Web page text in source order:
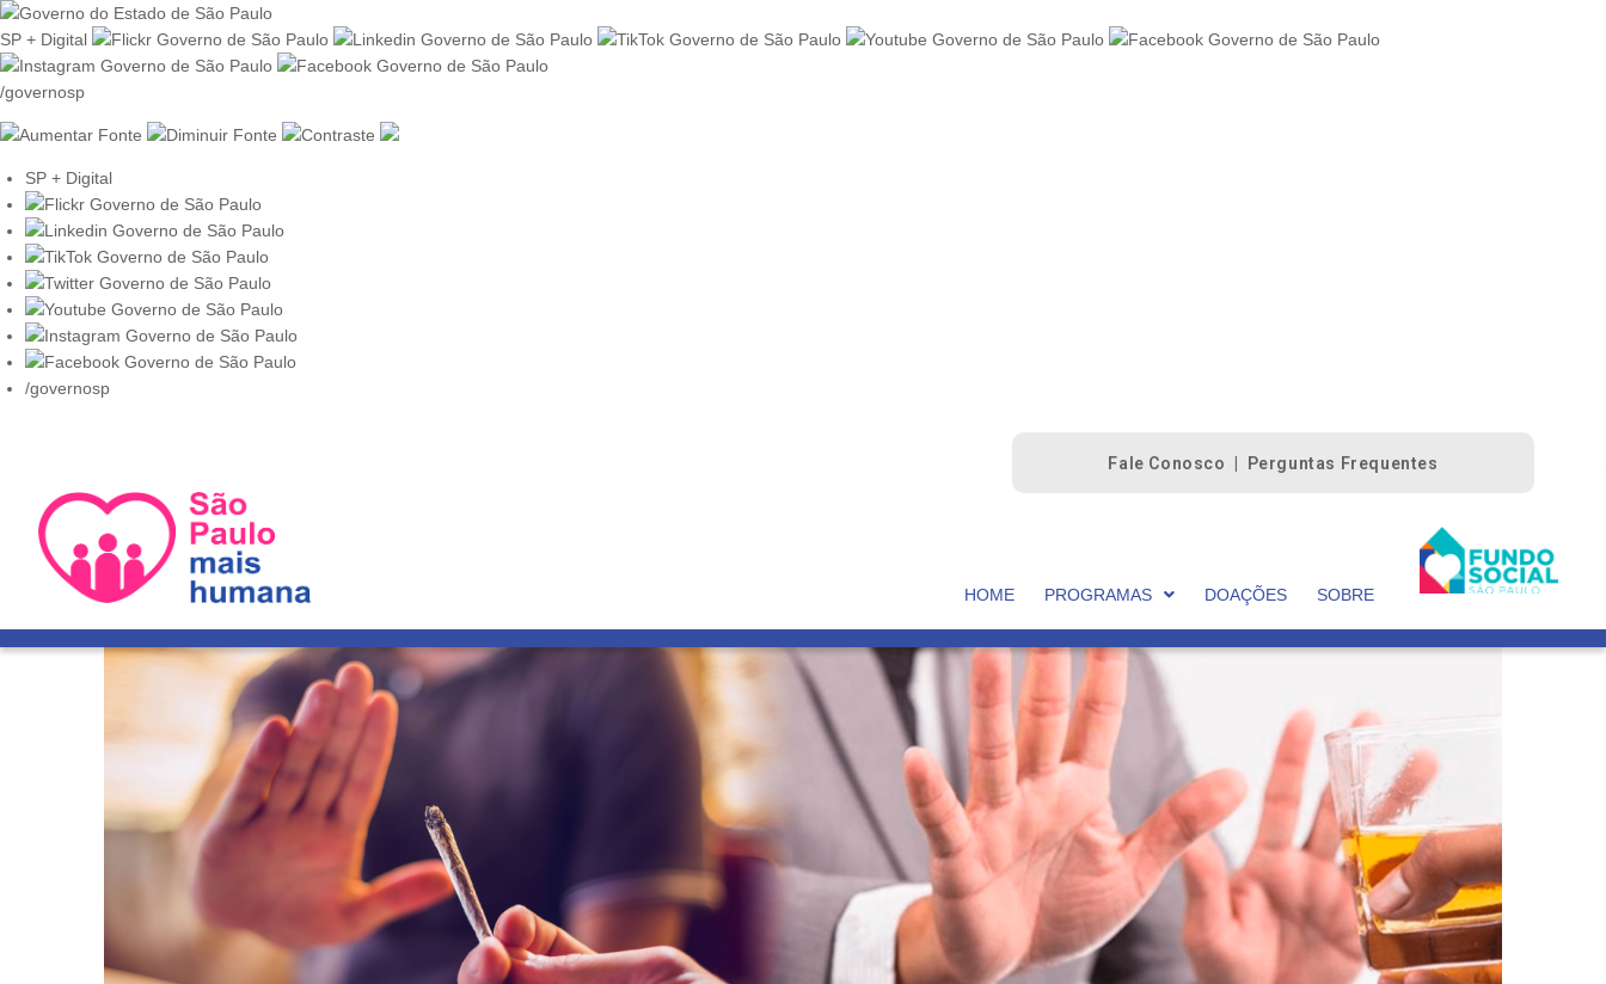
SP + Digital
/governosp
SP + Digital
/governosp
Fale Conosco Perguntas Frequentes
HOME PROGRAMAS DOAÇÕES SOBRE